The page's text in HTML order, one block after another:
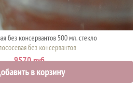
без консервантов 500 мл. стекло
без консервантов
9570 руб.
в корзину